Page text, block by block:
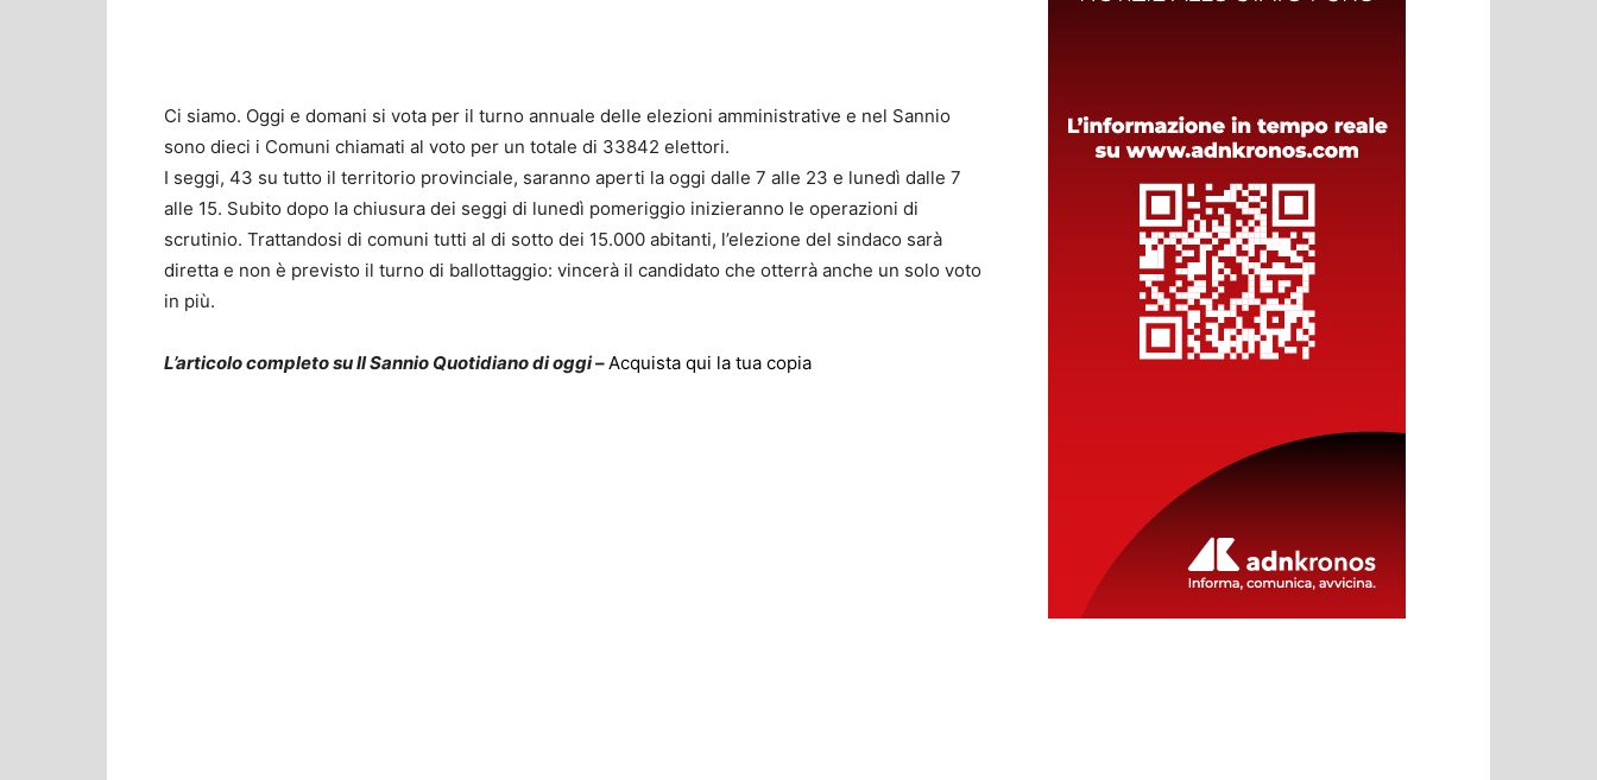
Ci siamo. Oggi e domani si vota per il turno annuale delle elezioni amministrative e nel Sannio
sono dieci i Comuni chiamati al voto per un totale di 33842 elettori.
I seggi, 43 su tutto il territorio provinciale, saranno aperti la oggi dalle 7 alle 23 e lunedì dalle 7
alle 15. Subito dopo la chiusura dei seggi di lunedì pomeriggio inizieranno le operazioni di
scrutinio. Trattandosi di comuni tutti al di sotto dei 15.000 abitanti, l’elezione del sindaco sarà
diretta e non è previsto il turno di ballottaggio: vincerà il candidato che otterrà anche un solo voto
in più.
L’articolo completo su Il Sannio Quotidiano di oggi –Acquista qui la tua copia